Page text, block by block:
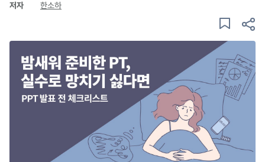
저자 한소하